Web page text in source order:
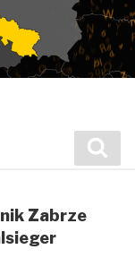
Zabrze